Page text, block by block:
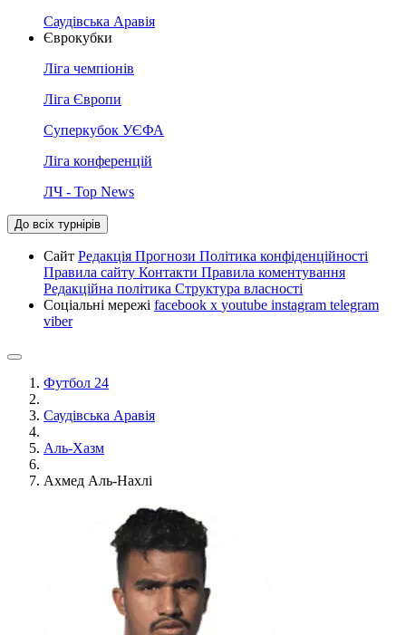
Саудівська Аравія
Єврокубки
Ліга чемпіонів
Ліга Європи
Суперкубок УЄФА
Ліга конференцій
ЛЧ - Top News
До всіх турнірів
Сайт Редакція Прогнози Політика конфіденційності
Правила сайту Контакти Правила коментування
Редакційна політика Структура власності
Соціальні мережі facebook x youtube instagram telegram
viber
Футбол 24
Саудівська Аравія
Аль-Хазм
Ахмед Аль-Нахлі